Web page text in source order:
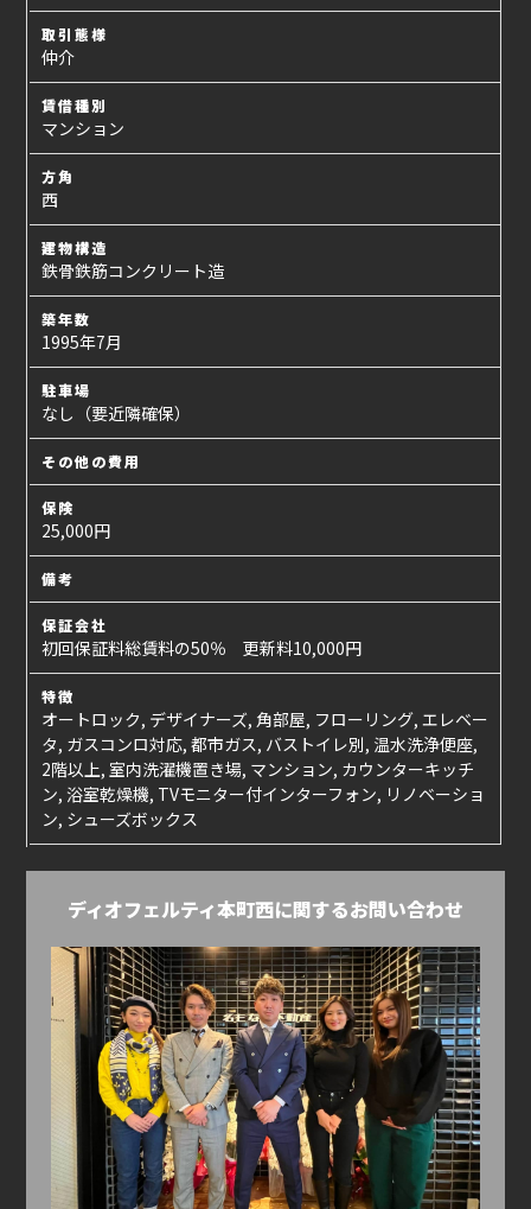
取引態様
仲介
賃借種別
マンション
方角
西
建物構造
鉄骨鉄筋コンクリート造
築年数
1995年7月
駐車場
なし（要近隣確保）
その他の費用
保険
25,000円
備考
保証会社
初回保証料総賃料の50％ 更新料10,000円
特徴
オートロック, デザイナーズ, 角部屋, フローリング, エレベー
タ, ガスコンロ対応, 都市ガス, バストイレ別, 温水洗浄便座,
2階以上, 室内洗濯機置き場, マンション, カウンターキッチ
ン, 浴室乾燥機, TVモニター付インターフォン, リノベーショ
ン, シューズボックス
ディオフェルティ本町西に関するお問い合わせ